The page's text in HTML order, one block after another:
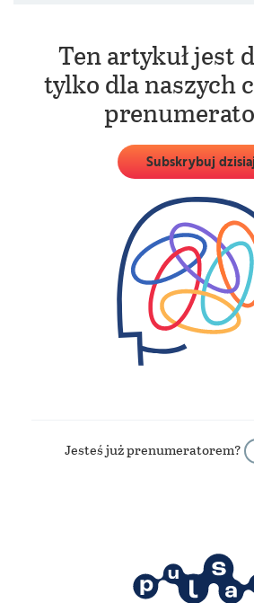
Ten artykuł jest
tylko dla naszych
Subskrybuj
Jesteś już prenumeratorem?